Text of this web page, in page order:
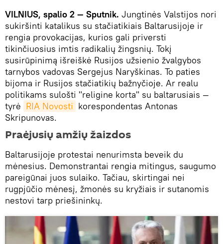
VILNIUS, spalio 2 — Sputnik. Jungtinės Valstijos nori
sukiršinti katalikus su stačiatikiais Baltarusijoje ir
rengia provokacijas, kurios gali priversti
tikinčiuosius imtis radikalių žingsnių. Tokį
susirūpinimą išreiškė Rusijos užsienio žvalgybos
tarnybos vadovas Sergejus Naryškinas. To paties
bijoma ir Rusijos stačiatikių bažnyčioje. Ar realu
politikams sulošti "religine korta" su baltarusiais —
tyrė RIA Novosti korespondentas Antonas
Skripunovas.
Praėjusių amžių žaizdos
Baltarusijoje protestai nenurimsta beveik du
mėnesius. Demonstrantai rengia mitingus, saugumo
pareigūnai juos sulaiko. Tačiau, skirtingai nei
rugpjūčio mėnesį, žmonės su kryžiais ir sutanomis
nestovi tarp priešininkų.